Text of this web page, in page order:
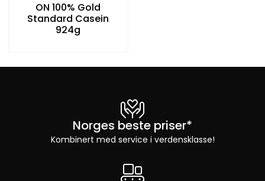
ON 100% Gold
Standard Casein
924g
Norges beste priser*
Kombinert med service i verdensklasse!